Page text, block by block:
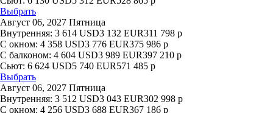
Выбрать
Август 06, 2027 Пятница
Внутренняя: 3 614 USD3 132 EUR311 798 р
С окном: 4 358 USD3 776 EUR375 986 р
С балконом: 4 604 USD3 989 EUR397 210 р
Сьют: 6 624 USD5 740 EUR571 485 р
Выбрать
Август 06, 2027 Пятница
Внутренняя: 3 512 USD3 043 EUR302 998 р
С окном: 4 256 USD3 688 EUR367 186 р